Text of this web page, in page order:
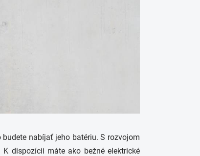
nabíjať jeho batériu. S rozvojom
dispozícii máte ako bežné elektrické